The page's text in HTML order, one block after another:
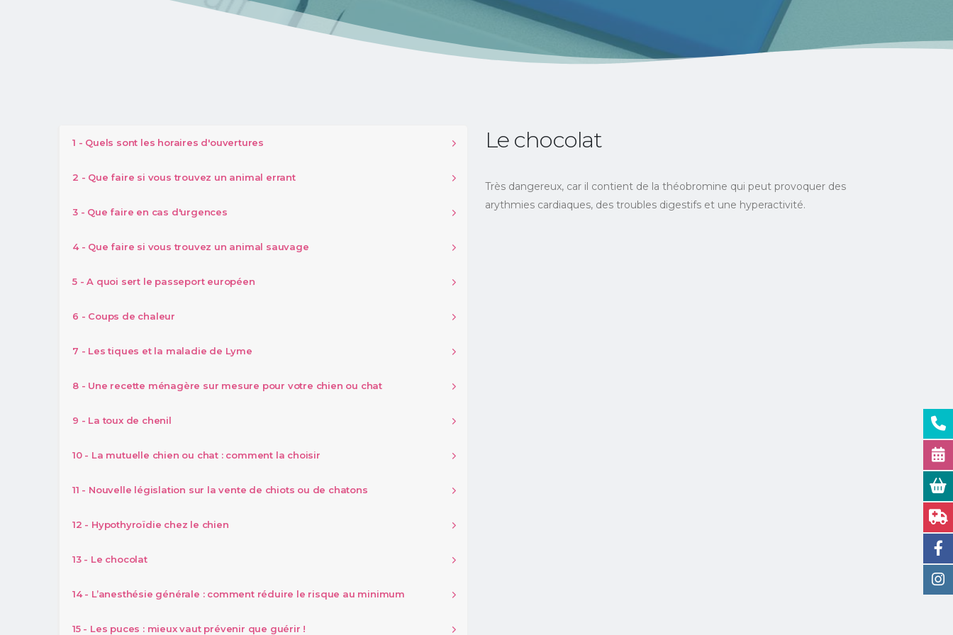
1 - Quels sont les horaires d'ouvertures
2 - Que faire si vous trouvez un animal errant
3 - Que faire en cas d'urgences
4 - Que faire si vous trouvez un animal sauvage
5 - A quoi sert le passeport européen
6 - Coups de chaleur
7 - Les tiques et la maladie de Lyme
8 - Une recette ménagère sur mesure pour votre chien ou chat
9 - La toux de chenil
10 - La mutuelle chien ou chat : comment la choisir
11 - Nouvelle législation sur la vente de chiots ou de chatons
12 - Hypothyroïdie chez le chien
13 - Le chocolat
14 - L’anesthésie générale : comment réduire le risque au minimum
15 - Les puces : mieux vaut prévenir que guérir !
Le chocolat
Très dangereux, car il contient de la théobromine qui peut provoquer des
arythmies cardiaques, des troubles digestifs et une hyperactivité.